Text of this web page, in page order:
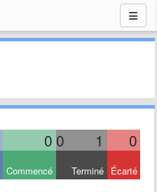
0 0 1 0
Commencé Terminé Écarté